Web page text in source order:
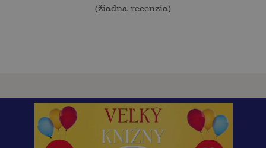
(žiadna recenzia)